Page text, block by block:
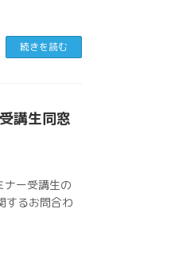
続きを読む
講生同窓
ー受講生の
するお問合わ